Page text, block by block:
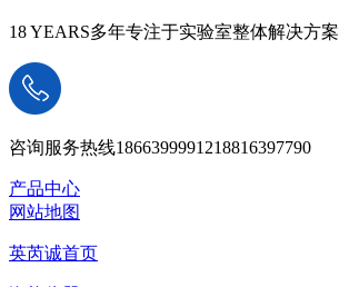
18 YEARS多年专注于实验室整体解决方案
咨询服务热线1866399991218816397790
产品中心
网站地图
英芮诚首页